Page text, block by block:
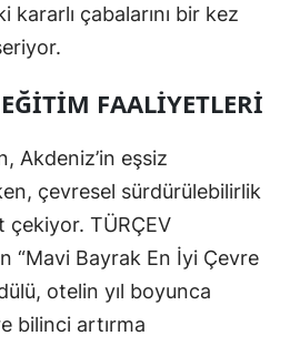
kararlı çabalarını bir kez
FAALIYETLERI
Akdeniz’in eşsiz
çevresel sürdürülebilirlik
çekiyor. TÜRÇEV
“Mavi Bayrak En İyi Çevre
otelin yıl boyunca
bilinci artırma